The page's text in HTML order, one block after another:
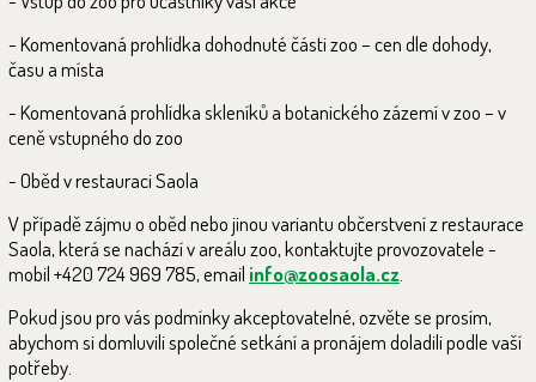
-Komentovaná prohlídka dohodnuté části zoo – cen dle dohody,
času a místa
-Komentovaná prohlídka skleníků a botanického zázemí v zoo – v
ceně vstupného do zoo
-Oběd v restauraci Saola
V případě zájmu o oběd nebo jinou variantu občerstvení z restaurace
Saola, která se nachází v areálu zoo, kontaktujte provozovatele -
mobil +420 724 969 785, email info@zoosaola.cz.
Pokud jsou pro vás podmínky akceptovatelné, ozvěte se prosím,
abychom si domluvili společné setkání a pronájem doladili podle vaší
potřeby.